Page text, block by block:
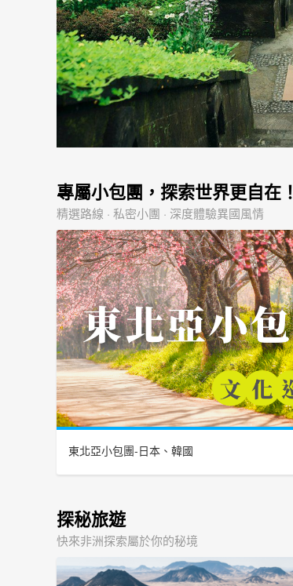
專屬小包團，探索世界更自在！
精選路線 · 私密小團 · 深度體驗異國風情
東北亞小包團-日本、韓國
探秘旅遊
快來非洲探索屬於你的秘境